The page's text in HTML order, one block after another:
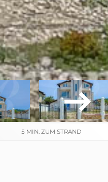
5 MIN. ZUM STRAND